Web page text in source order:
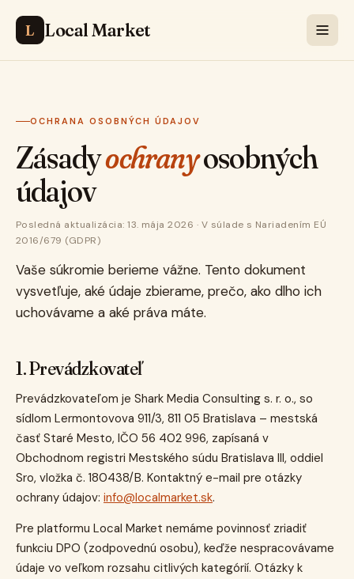
L Local Market
OCHRANA OSOBNÝCH ÚDAJOV
Zásadyochranyosobných
údajov
Posledná aktualizácia: 13. mája 2026 · V súlade s Nariadením EÚ
2016/679 (GDPR)
Vaše súkromie berieme vážne. Tento dokument
vysvetľuje, aké údaje zbierame, prečo, ako dlho ich
uchovávame a aké práva máte.
1. Prevádzkovateľ
Prevádzkovateľom je Shark Media Consulting s. r. o., so
sídlom Lermontovova 911/3, 811 05 Bratislava – mestská
časť Staré Mesto, IČO 56 402 996, zapísaná v
Obchodnom registri Mestského súdu Bratislava III, oddiel
Sro, vložka č. 180438/B. Kontaktný e-mail pre otázky
ochrany údajov: info@localmarket.sk.
Pre platformu Local Market nemáme povinnosť zriadiť
funkciu DPO (zodpovednú osobu), keďže nespracovávame
údaje vo veľkom rozsahu citlivých kategórií. Otázky k